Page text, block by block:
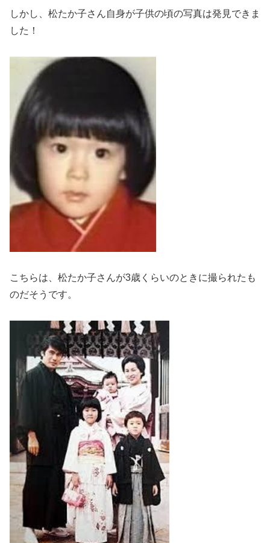
しかし、松たか子さん自身が子供の頃の写真は発見できま
した！
こちらは、松たか子さんが3歳くらいのときに撮られたも
のだそうです。